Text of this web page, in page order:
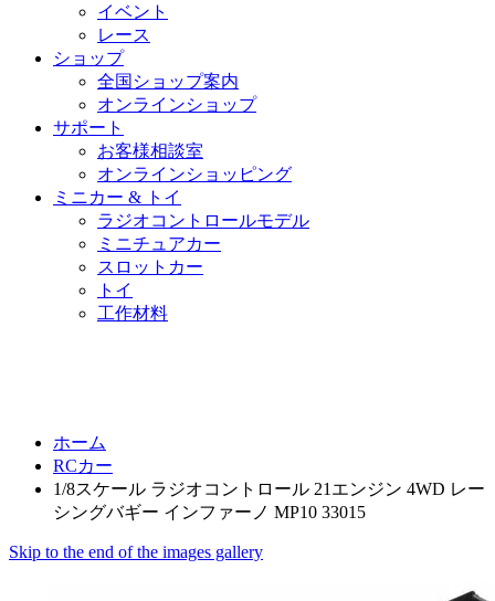
イベント
レース
ショップ
全国ショップ案内
オンラインショップ
サポート
お客様相談室
オンラインショッピング
ミニカー & トイ
ラジオコントロールモデル
ミニチュアカー
スロットカー
トイ
工作材料
ホーム
RCカー
1/8スケール ラジオコントロール 21エンジン 4WD レー
シングバギー インファーノ MP10 33015
Skip to the end of the images gallery